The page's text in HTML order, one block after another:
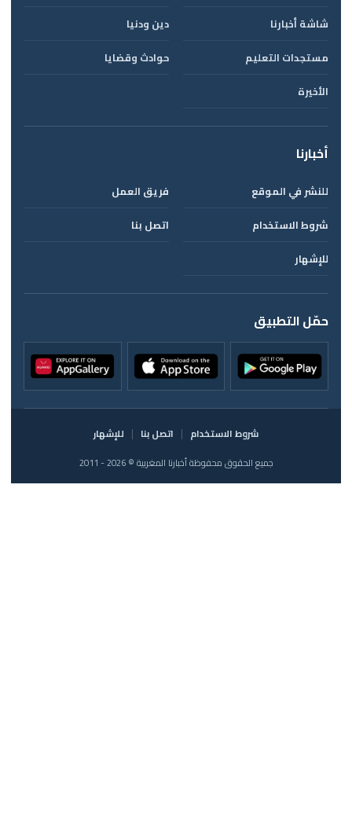
شاشة أخبارنا
دين ودنيا
مستجدات التعليم
حوادث وقضايا
الأخيرة
أخبارنا
للنشر في الموقع
فريق العمل
شروط الاستخدام
اتصل بنا
للإشهار
حمّل التطبيق
شروط الاستخدام اتصل بنا
للإشهار
جميع الحقوق محفوظة أخبارنا المغربية © 2026 - 2011